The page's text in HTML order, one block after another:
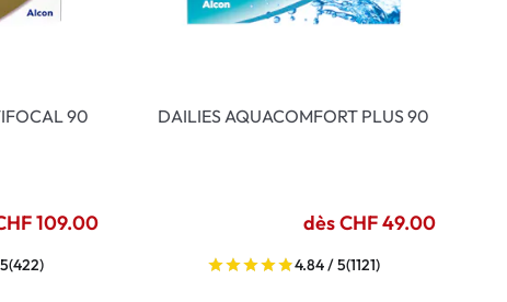
90
109.00
(422)
DAILIES AQUACOMFORT PLUS 90
dès CHF 49.00
4.84 / 5(1121)